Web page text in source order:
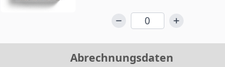
Abrechnungsdaten